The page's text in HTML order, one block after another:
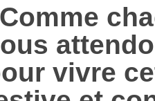
Comme
vivre